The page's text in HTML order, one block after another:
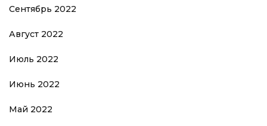
Сентябрь 2022
Август 2022
Июль 2022
Июнь 2022
Май 2022